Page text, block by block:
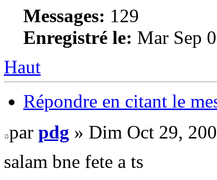
Messages: 129
Enregistré le: Mar Sep
Haut
Répondre en citant le
par pdg » Dim Oct 29,
salam bne fete a ts